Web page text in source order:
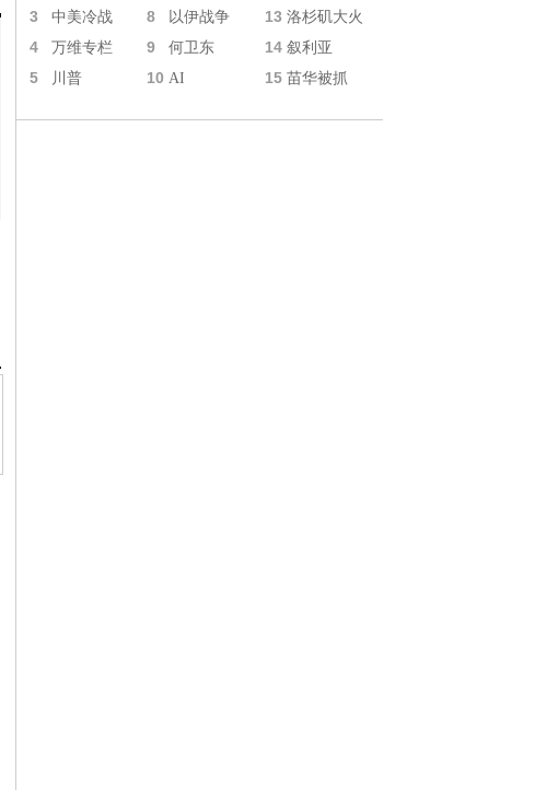
3 中美冷战 8 以伊战争 13 洛杉矶大火
4 万维专栏 9 何卫东 14 叙利亚
5 川普 10 AI 15 苗华被抓